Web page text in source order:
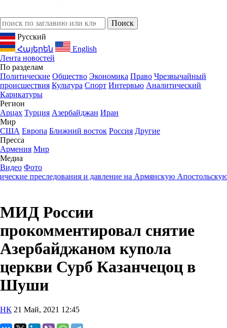
Русский
Հայերեն
English
Лента новостей
По разделам
Политические Общество Экономика Право Чрезвычайный
происшествия Культура Спорт Интервью Аналитический
Карикатуры
Регион
Арцах Турция Азербайджан Иран
Мир
США Европа Ближний восток Россия Другие
Пресса
Армения Мир
Медиа
Видео Фото
преследования и давление на Армянскую Апостольскую
МИД России
прокомментировал снятие
Азербайджаном купола
церкви Сурб Казанчецоц в
Шуши
НК 21 Май, 2021 12:45